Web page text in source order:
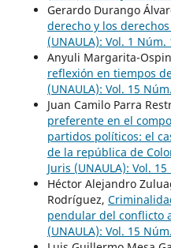
Gerardo Durango
derecho y los
(UNAULA): Vol. 1
Anyuli Margarita-
reflexión en tiempos
(UNAULA): Vol. 15
Juan Camilo Parra
preferente en el
partidos políticos: el
de la república de
Juris (UNAULA): Vol.
Héctor Alejandro
Rodríguez,
pendular del conflicto
(UNAULA): Vol. 15